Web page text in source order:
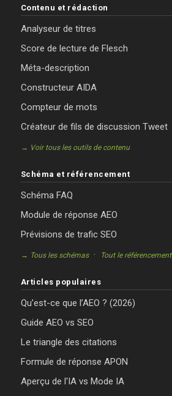
Contenu et rédaction
Analyseur de titres
Score de lecture de Flesch
Méta-description
Constructeur AIDA
Compteur de mots
Créateur de fils de discussion Tweet
→ Voir tous les outils de contenu
Schéma et référencement
Schéma FAQ
Module de réponse AEO
Prévisions de trafic SEO
→ Tous les schémas· Tout le référencement
Articles populaires
Qu’est-ce que l’AEO ? (2026)
Guide AEO vs SEO
Le triangle des citations
Formule de réponse APON
Aperçu de l'IA vs Mode IA